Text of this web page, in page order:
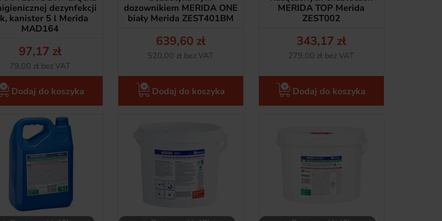
dezynfekcji
kanister 5 l Merida
MAD164
Cena
97,17 zł
Netto
79,00 zł bez VAT
Dodaj do koszyka
dozownikiem MERIDA ONE
biały Merida ZEST401BM
Cena
639,60 zł
Netto
520,00 zł bez VAT
Dodaj do koszyka
MERIDA TOP Merida
ZEST002
Cena
343,17 zł
Netto
279,00 zł bez VAT
Dodaj do koszyka